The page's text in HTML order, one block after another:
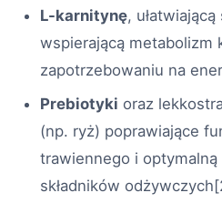
L-karnitynę,
wspierającą metabolizm
zapotrzebowaniu na
Prebiotyki oraz
(np. ryż) poprawiające
trawiennego i
składników odżywczych